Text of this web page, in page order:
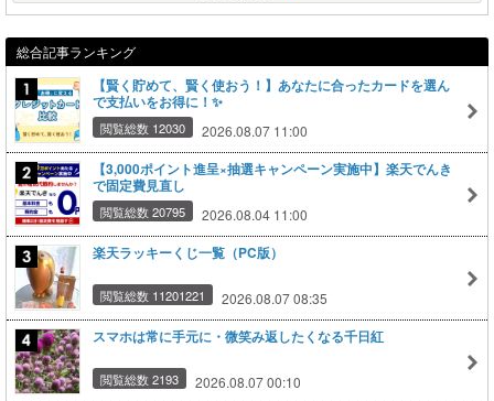
総合記事ランキング
【賢く貯めて、賢く使おう！】あなたに合ったカードを選ん
で支払いをお得に！✨
閲覧総数 12030 2026.08.07 11:00
【3,000ポイント進呈×抽選キャンペーン実施中】楽天でんき
で固定費見直し
閲覧総数 20795 2026.08.04 11:00
楽天ラッキーくじ一覧（PC版）
閲覧総数 11201221 2026.08.07 08:35
スマホは常に手元に・微笑み返したくなる千日紅
閲覧総数 2193 2026.08.07 00:10